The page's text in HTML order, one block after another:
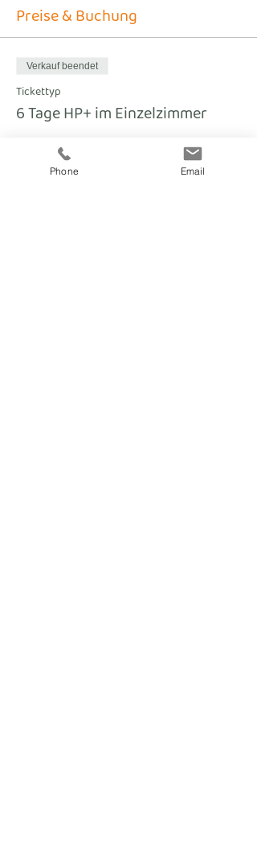
Preise & Buchung
Verkauf beendet
Tickettyp
6 Tage HP+ im Einzelzimmer
Mehr Infos
Phone Email